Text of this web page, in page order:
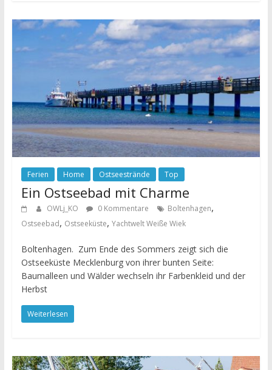
Ferien Home Ostseestrände Top
Ein Ostseebad mit Charme
OWLj_KO 0 Kommentare Boltenhagen,
Ostseebad, Ostseeküste, Yachtwelt Weiße Wiek
Boltenhagen. Zum Ende des Sommers zeigt sich die
Ostseeküste Mecklenburg von ihrer bunten Seite:
Baumalleen und Wälder wechseln ihr Farbenkleid und der
Herbst
Weiterlesen